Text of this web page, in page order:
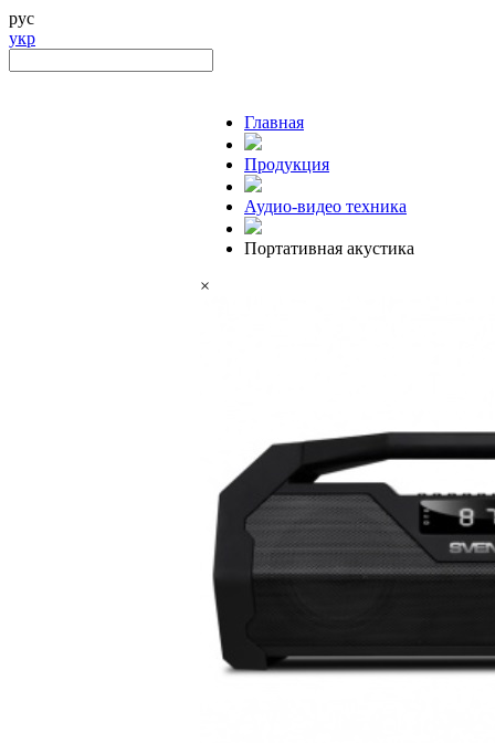
рус
укр
Главная
Продукция
Аудио-видео техника
Портативная акустика
×